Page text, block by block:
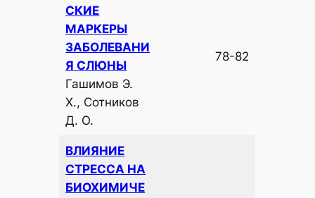
СКИЕ
МАРКЕРЫ
ЗАБОЛЕВАНИ
Я СЛЮНЫ
Гашимов Э.
Х., Сотников
Д. О.
78-82
ВЛИЯНИЕ
СТРЕССА НА
БИОХИМИЧЕ